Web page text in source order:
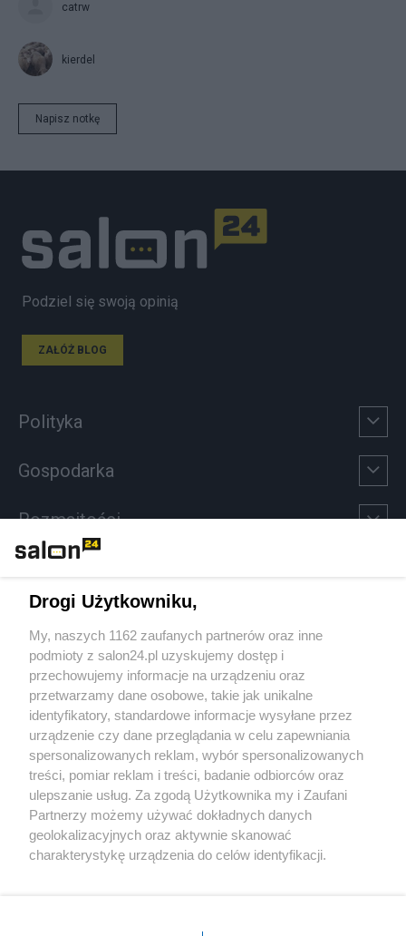
catrw
kierdel
Napisz notkę
Podziel się swoją opinią
ZAŁÓŻ BLOG
Polityka
Gospodarka
Rozmaitości
Sport
Społeczeństwo
Kultura
X Facebook Instagram Youtube
Drogi Użytkowniku,
My, naszych 1162 zaufanych partnerów oraz inne
podmioty z salon24.pl uzyskujemy dostęp i
przechowujemy informacje na urządzeniu oraz
przetwarzamy dane osobowe, takie jak unikalne
identyfikatory, standardowe informacje wysyłane przez
urządzenie czy dane przeglądania w celu zapewniania
spersonalizowanych reklam, wybór spersonalizowanych
treści, pomiar reklam i treści, badanie odbiorców oraz
ulepszanie usług. Za zgodą Użytkownika my i Zaufani
Partnerzy możemy używać dokładnych danych
geolokalizacyjnych oraz aktywnie skanować
charakterystykę urządzenia do celów identyfikacji.